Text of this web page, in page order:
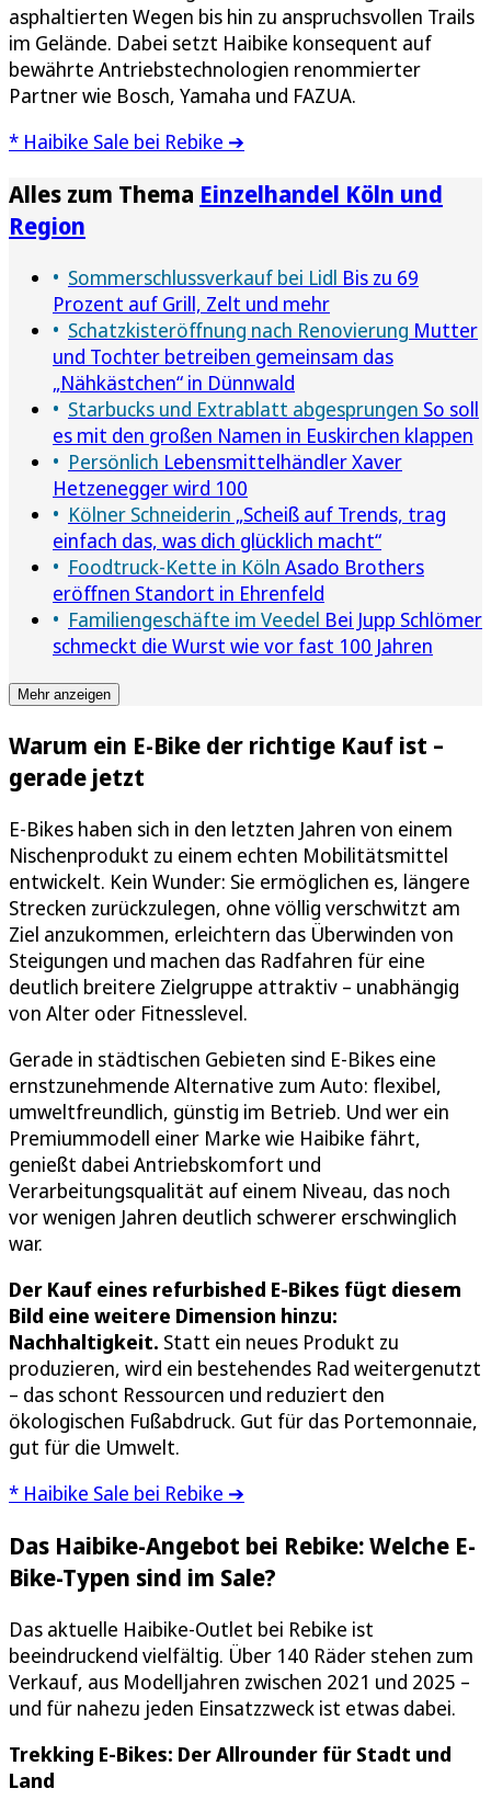
asphaltierten Wegen bis hin zu anspruchsvollen Trails
im Gelände. Dabei setzt Haibike konsequent auf
bewährte Antriebstechnologien renommierter
Partner wie Bosch, Yamaha und FAZUA.
* Haibike Sale bei Rebike ➔
Alles zum Thema Einzelhandel Köln und
Region
Sommerschlussverkauf bei Lidl Bis zu 69
Prozent auf Grill, Zelt und mehr
Schatzkisteröffnung nach Renovierung Mutter
und Tochter betreiben gemeinsam das
„Nähkästchen“ in Dünnwald
Starbucks und Extrablatt abgesprungen So soll
es mit den großen Namen in Euskirchen klappen
Persönlich Lebensmittelhändler Xaver
Hetzenegger wird 100
Kölner Schneiderin „Scheiß auf Trends, trag
einfach das, was dich glücklich macht“
Foodtruck-Kette in Köln Asado Brothers
eröffnen Standort in Ehrenfeld
Familiengeschäfte im Veedel Bei Jupp Schlömer
schmeckt die Wurst wie vor fast 100 Jahren
Mehr anzeigen
Warum ein E-Bike der richtige Kauf ist –
gerade jetzt
E-Bikes haben sich in den letzten Jahren von einem
Nischenprodukt zu einem echten Mobilitätsmittel
entwickelt. Kein Wunder: Sie ermöglichen es, längere
Strecken zurückzulegen, ohne völlig verschwitzt am
Ziel anzukommen, erleichtern das Überwinden von
Steigungen und machen das Radfahren für eine
deutlich breitere Zielgruppe attraktiv – unabhängig
von Alter oder Fitnesslevel.
Gerade in städtischen Gebieten sind E-Bikes eine
ernstzunehmende Alternative zum Auto: flexibel,
umweltfreundlich, günstig im Betrieb. Und wer ein
Premiummodell einer Marke wie Haibike fährt,
genießt dabei Antriebskomfort und
Verarbeitungsqualität auf einem Niveau, das noch
vor wenigen Jahren deutlich schwerer erschwinglich
war.
Der Kauf eines refurbished E-Bikes fügt diesem
Bild eine weitere Dimension hinzu:
Nachhaltigkeit. Statt ein neues Produkt zu
produzieren, wird ein bestehendes Rad weitergenutzt
– das schont Ressourcen und reduziert den
ökologischen Fußabdruck. Gut für das Portemonnaie,
gut für die Umwelt.
* Haibike Sale bei Rebike ➔
Das Haibike-Angebot bei Rebike: Welche E-
Bike-Typen sind im Sale?
Das aktuelle Haibike-Outlet bei Rebike ist
beeindruckend vielfältig. Über 140 Räder stehen zum
Verkauf, aus Modelljahren zwischen 2021 und 2025 –
und für nahezu jeden Einsatzzweck ist etwas dabei.
Trekking E-Bikes: Der Allrounder für Stadt und
Land